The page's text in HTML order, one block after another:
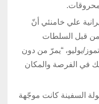
علي خامنئي أنّ
من قبل السلطات
البريطانية قبالة جبل طارق في 4 تموز/يوليو، “يمرّ من دون
في الفرصة والمكان
السفينة كانت موجّهة